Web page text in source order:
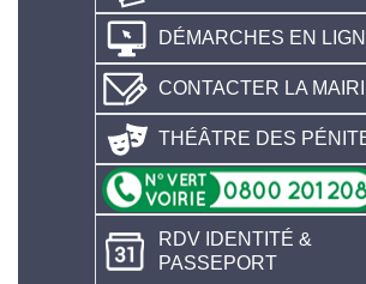
DÉMARCHES EN
CONTACTER LA
THÉÂTRE DES
RDV IDENTITÉ &
PASSEPORT